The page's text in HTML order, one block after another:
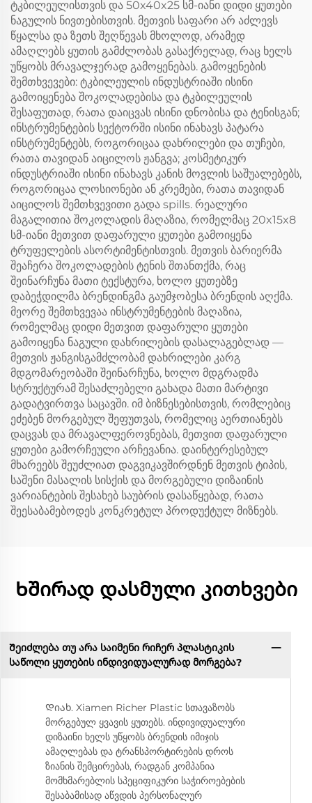
ტკბილეულისთვის და 50x40x25 სმ-იანი დიდი ყუთები
ნაგულის ნივთებისთვის. მეთვის საფარი არ აძლევს
წყალსა და ზეთს შეღწევას მხოლოდ, არამედ
ამაღლებს ყუთის გამძლობას გასაქრელად, რაც ხელს
უწყობს მრავალჯერად გამოყენებას. გამოყენების
შემთხვევები: ტკბილეულის ინდუსტრიაში ისინი
გამოიყენება შოკოლადებისა და ტკბილეულის
შესაფუთად, რათა დაიცვას ისინი დნობისა და ტენისგან;
ინსტრუმენტების სექტორში ისინი ინახავს პატარა
ინსტრუმენტებს, როგორიცაა დახრილები და თუჩები,
რათა თავიდან აიცილოს ჟანგვა; კოსმეტიკურ
ინდუსტრიაში ისინი ინახავს კანის მოვლის საშუალებებს,
როგორიცაა ლოსიონები ან კრემები, რათა თავიდან
აიცილოს შემთხვევითი გადა spills. რეალური
მაგალითია შოკოლადის მაღაზია, რომელმაც 20x15x8
სმ-იანი მეთვით დაფარული ყუთები გამოიყენა
ტრუფელების ასორტიმენტისთვის. მეთვის ბარიერმა
შეაჩერა შოკოლადების ტენის შთანთქმა, რაც
შეინარჩუნა მათი ტექსტურა, ხოლო ყუთებზე
დაბეჭდილმა ბრენდინგმა გაუმჯობესა ბრენდის აღქმა.
მეორე შემთხვევაა ინსტრუმენტების მაღაზია,
რომელმაც დიდი მეთვით დაფარული ყუთები
გამოიყენა ნაგული დახრილების დასალაგებლად —
მეთვის ჟანგისგამძლობამ დახრილები კარგ
მდგომარეობაში შეინარჩუნა, ხოლო მდგრადმა
სტრუქტურამ შესაძლებელი გახადა მათი მარტივი
გადატვირთვა საცავში. იმ ბიზნესებისთვის, რომლებიც
ეძებენ მორგებულ შეფუთვას, რომელიც აერთიანებს
დაცვას და მრავალფეროვნებას, მეთვით დაფარული
ყუთები გამორჩეული არჩევანია. დაინტერესებულ
მხარეებს შეუძლიათ დაგვიკავშირდნენ მეთვის ტიპის,
საშენი მასალის სისქის და მორგებული დიზაინის
ვარიანტების შესახებ საუბრის დასაწყებად, რათა
შეესაბამებოდეს კონკრეტულ პროდუქტულ მიზნებს.
Ხშირად დასმული კითხვები
Შეიძლება თუ არა საიმენი რიჩერ პლასტიკის
საწოლი ყუთების ინდივიდუალურად მორგება?
Დიახ. Xiamen Richer Plastic სთავაზობს
მორგებულ ყვავის ყუთებს. ინდივიდუალური
დიზაინი ხელს უწყობს ბრენდის იმიჯის
ამაღლებას და ტრანსპორტირების დროს
ზიანის შემცირებას, რადგან კომპანია
მომხმარებლის სპეციფიკური საჭიროებების
შესაბამისად აწვდის პერსონალურ